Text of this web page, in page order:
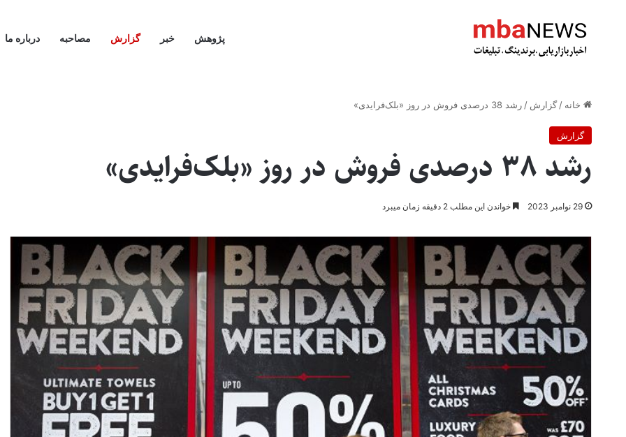
پژوهش خبر گزارش مصاحبه درباره ما
خانه / گزارش / رشد 38 درصدی فروش در روز «بلک‌فرایدی»
گزارش
رشد 38 درصدی فروش در روز «بلک‌فرایدی»
29 نوامبر 2023 خواندن این مطلب 2 دقیقه زمان میبرد